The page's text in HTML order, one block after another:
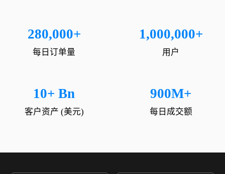
280,000+
每日订单量
1,000,000+
用户
10+ Bn
客户资产 (美元)
900M+
每日成交额